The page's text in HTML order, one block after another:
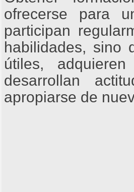
ofrecerse para
participan
habilidades, sino
útiles,
desarrollan
apropiarse de